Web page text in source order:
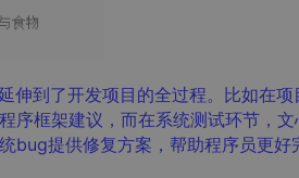
延伸到了开发项目 的全过程。 比如在项
程序框架建议，而在系统测试环节，文
bug提供修复方案，帮助程序员更好